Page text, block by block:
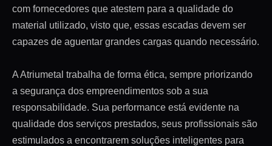
com fornecedores que atestem para a qualidade do
material utilizado, visto que, essas escadas devem ser
capazes de aguentar grandes cargas quando necessário.
A Atriumetal trabalha de forma ética, sempre priorizando
a segurança dos empreendimentos sob a sua
responsabilidade. Sua performance está evidente na
qualidade dos serviços prestados, seus profissionais são
estimulados a encontrarem soluções inteligentes para